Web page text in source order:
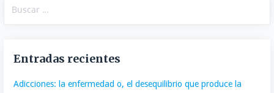
Entradas recientes
Adicciones: la enfermedad o, el desequilibrio que produce la